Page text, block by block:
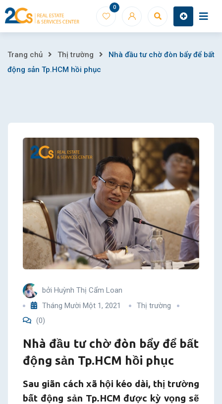
Skip
to
0
Nhà
chờ
đòn
để
bất
động
sản
Tp.HCM
hồi
Trang chủ Thị trường
Nhà đầu tư chờ đòn bẩy để bất
động sản Tp.HCM hồi phục
bởi Huỳnh Thị Cẩm Loan
Tháng Mười Một 1, 2021
Thị trường
(0)
Nhà đầu tư chờ đòn bẩy để bất
động sản Tp.HCM hồi phục
Sau giãn cách xã hội kéo dài, thị trường
bất động sản Tp.HCM được kỳ vọng sẽ